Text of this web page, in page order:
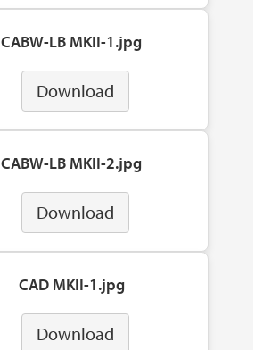
CABW-LB MKII-1.jpg
Download
CABW-LB MKII-2.jpg
Download
CAD MKII-1.jpg
Download